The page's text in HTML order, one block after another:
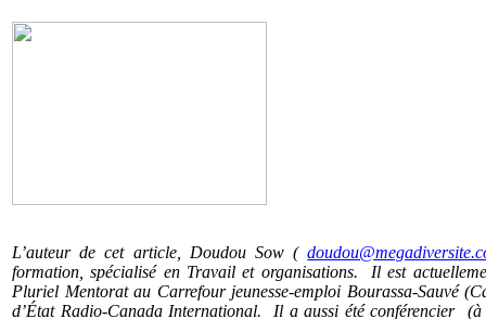
L’auteur de cet article, Doudou Sow (
formation, spécialisé en Travail et organisations. Il est
Pluriel Mentorat au Carrefour jeunesse-emploi Bourassa-Sauvé
d’État Radio-Canada International. Il a aussi été conférencier